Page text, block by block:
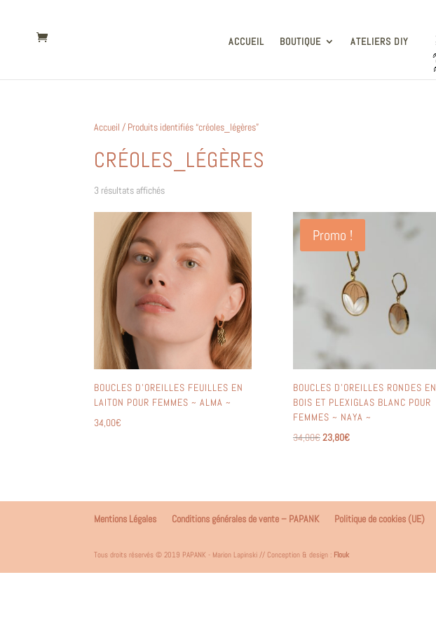
ACCUEIL BOUTIQUE ATELIERS DIY
Accueil / Produits identifiés “créoles_légères”
CRÉOLES_LÉGÈRES
3 résultats affichésTrié
plus
ancien
BOUCLES D’OREILLES FEUILLES EN
LAITON POUR FEMMES ~ ALMA ~
34,00€
Promo !
BOUCLES D’OREILLES RONDES EN
BOIS ET PLEXIGLAS BLANC POUR
FEMMES ~ NAYA ~
34,00€Le
34,00€.
23,80€Le
23,80€.
Mentions Légales Conditions générales de vente – PAPANK Politique de cookies (UE)
Tous droits réservés © 2019 PAPANK - Marion Lapinski // Conception & design : Flouk